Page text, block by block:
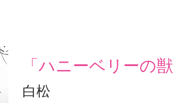
「ハニーベリーの
白松